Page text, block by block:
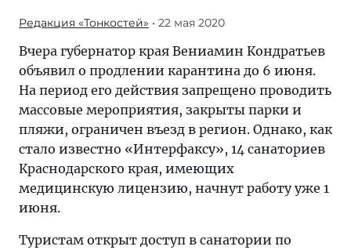
Редакция «Тонкостей» • 22 мая 2020
Вчера губернатор края Вениамин Кондратьев
объявил о продлении карантина до 6 июня.
На период его действия запрещено проводить
массовые мероприятия, закрыты парки и
пляжи, ограничен въезд в регион. Однако, как
стало известно «Интерфаксу», 14 санаториев
Краснодарского края, имеющих
медицинскую лицензию, начнут работу уже 1
июня.
Туристам открыт доступ в санатории по